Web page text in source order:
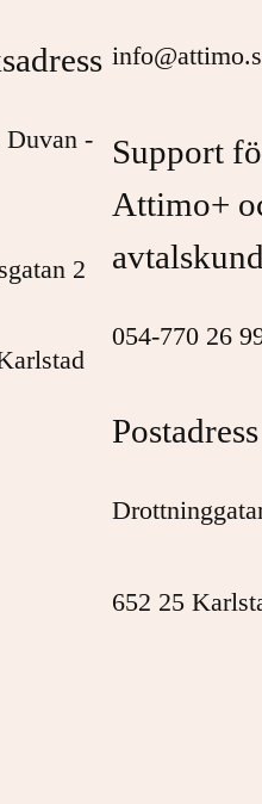
Duvan -
2
Support
Attimo+
054-770 26
Postadress
652 25